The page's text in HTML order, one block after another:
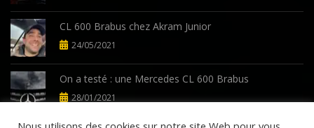
CL 600 Brabus chez Akram Junior
24/05/2021
On a testé : une Mercedes CL 600 Brabus
28/01/2021